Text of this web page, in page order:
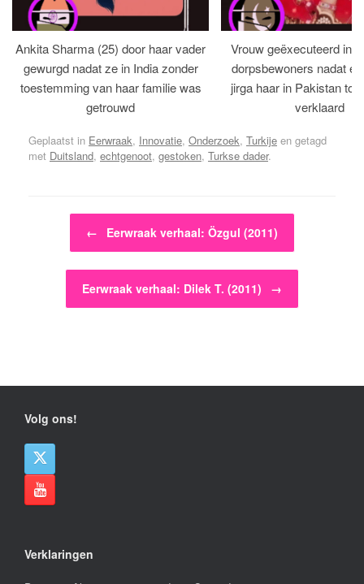
Ankita Sharma (25) door haar vader
gewurgd nadat ze in India zonder
toestemming van haar familie was
getrouwd
Vrouw geëxecuteerd in
dorpsbewoners nadat
jirga haar in Pakistan tot
verklaard
Geplaatst in Eerwraak, Innovatie, Onderzoek, Turkije en getagd
met Duitsland, echtgenoot, gestoken, Turkse dader.
Bericht navigatie
← Eerwraak verhaal: Özgul (2011)
Eerwraak verhaal: Dilek T. (2011) →
Volg ons!
Verklaringen